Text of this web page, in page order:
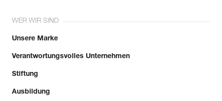
WER WIR SIND
Unsere Marke
Verantwortungsvolles Unternehmen
Stiftung
Ausbildung